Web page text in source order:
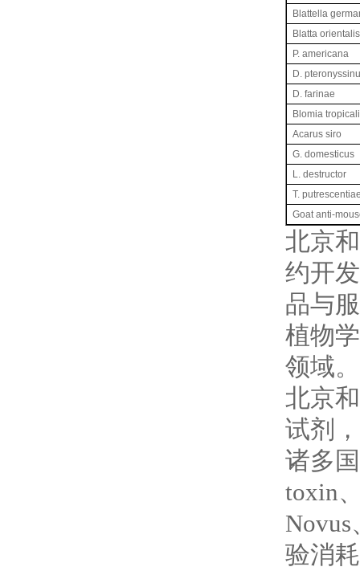
Blattella
Blatta orientalis
P. americana
D.
D. farinae
Blomia
Acarus siro
G. domesticus
L. destructor
T.
Goat anti-
北京
约开
品与
植物
领域。
北京
试剂
诸多
toxin
Novus
验消